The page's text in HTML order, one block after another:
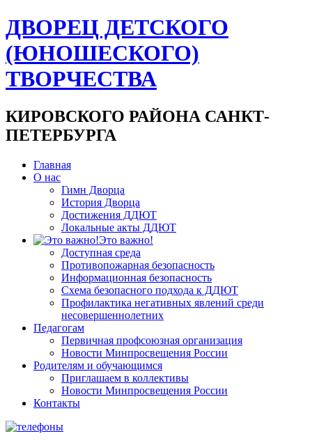
ДВОРЕЦ ДЕТСКОГО
(ЮНОШЕСКОГО)
ТВОРЧЕСТВА
КИРОВСКОГО РАЙОНА САНКТ-
ПЕТЕРБУРГА
Главная
О нас
Гимн Дворца
История Дворца
Достижения ДДЮТ
Локальные акты ДДЮТ
Это важно!
Доступная среда
Противопожарная безопасность
Информационная безопасность
Схема безопасного подхода к ДДЮТ
Профилактика негативных явлений среди
несовершеннолетних
Педагогам
Первичная профсоюзная организация
Новости Минпросвещения России
Родителям и обучающимся
Приглашаем в коллективы
Новости Минпросвещения России
Контакты